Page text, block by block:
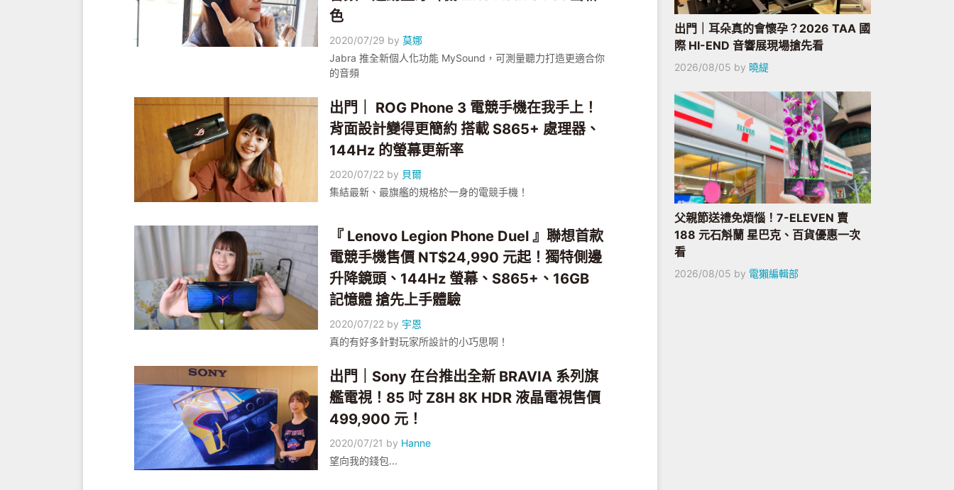
色
2020/07/29 by莫娜
Jabra 推全新個人化功能 MySound，可測量聽力打造更適合你
的音頻
出門｜ ROG Phone 3 電競手機在我手上！
背面設計變得更簡約 搭載 S865+ 處理器、
144Hz 的螢幕更新率
2020/07/22 by 貝爾
集結最新、最旗艦的規格於一身的電競手機！
『 Lenovo Legion Phone Duel 』聯想首款
電競手機售價 NT$24,990 元起！獨特側邊
升降鏡頭、144Hz 螢幕、S865+、16GB
記憶體 搶先上手體驗
2020/07/22 by 宇恩
真的有好多針對玩家所設計的小巧思啊！
出門｜Sony 在台推出全新 BRAVIA 系列旗
艦電視！85 吋 Z8H 8K HDR 液晶電視售價
499,900 元！
2020/07/21 by Hanne
望向我的錢包...
出門｜耳朵真的會懷孕？2026 TAA 國
際 HI-END 音響展現場搶先看
2026/08/05 by 曉緹
父親節送禮免煩惱！7-ELEVEN 賣
188 元石斛蘭 星巴克、百貨優惠一次
看
2026/08/05 by 電獺編輯部